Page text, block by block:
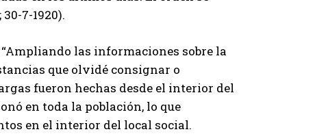
7-1920).
las informaciones sobre la
que olvidé consignar o
fueron hechas desde el interior del
en toda la población, lo que
en el interior del local social.